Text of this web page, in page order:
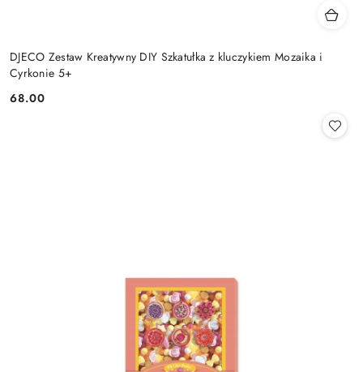
DJECO Zestaw Kreatywny DIY Szkatułka z kluczykiem Mozaika i
Cyrkonie 5+
Cena:
68.00